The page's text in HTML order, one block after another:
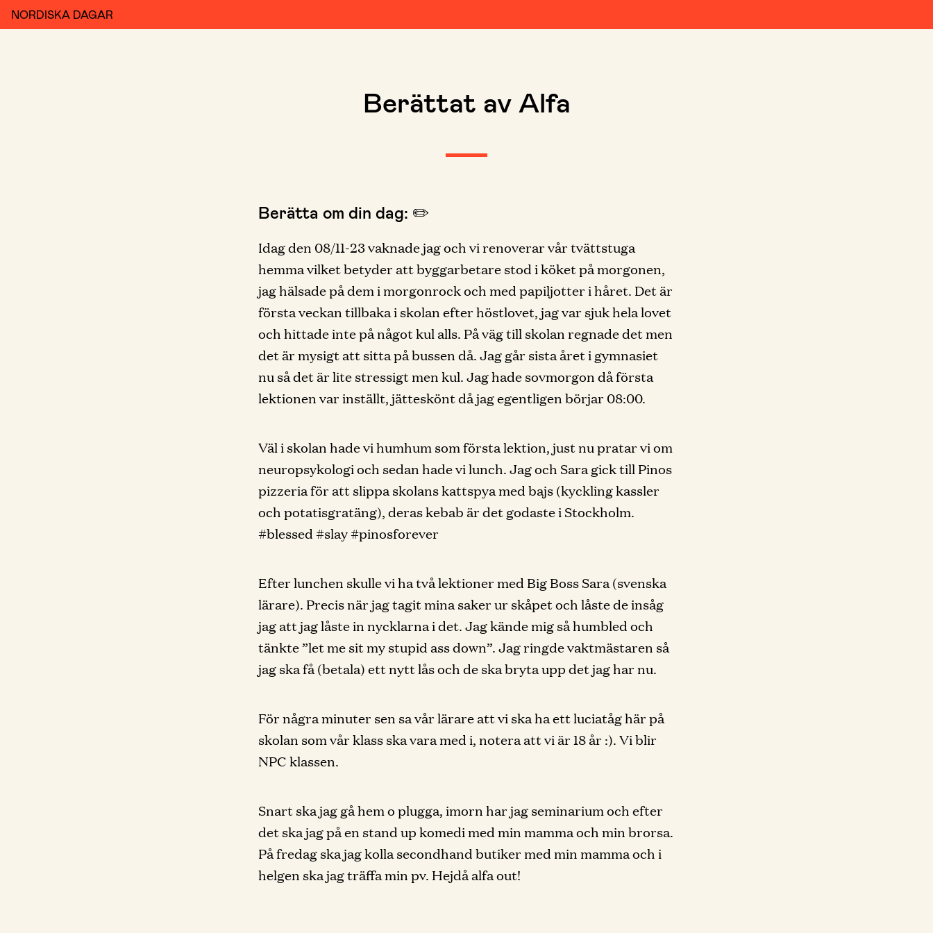
NORDISKA DAGAR
Berättat av Alfa
Berätta om din dag: ✏️
Idag den 08/11-23 vaknade jag och vi renoverar vår tvättstuga
hemma vilket betyder att byggarbetare stod i köket på morgonen,
jag hälsade på dem i morgonrock och med papiljotter i håret. Det är
första veckan tillbaka i skolan efter höstlovet, jag var sjuk hela lovet
och hittade inte på något kul alls. På väg till skolan regnade det men
det är mysigt att sitta på bussen då. Jag går sista året i gymnasiet
nu så det är lite stressigt men kul. Jag hade sovmorgon då första
lektionen var inställt, jätteskönt då jag egentligen börjar 08:00.
Väl i skolan hade vi humhum som första lektion, just nu pratar vi om
neuropsykologi och sedan hade vi lunch. Jag och Sara gick till Pinos
pizzeria för att slippa skolans kattspya med bajs (kyckling kassler
och potatisgratäng), deras kebab är det godaste i Stockholm.
#blessed #slay #pinosforever
Efter lunchen skulle vi ha två lektioner med Big Boss Sara (svenska
lärare). Precis när jag tagit mina saker ur skåpet och låste de insåg
jag att jag låste in nycklarna i det. Jag kände mig så humbled och
tänkte ”let me sit my stupid ass down”. Jag ringde vaktmästaren så
jag ska få (betala) ett nytt lås och de ska bryta upp det jag har nu.
För några minuter sen sa vår lärare att vi ska ha ett luciatåg här på
skolan som vår klass ska vara med i, notera att vi är 18 år :). Vi blir
NPC klassen.
Snart ska jag gå hem o plugga, imorn har jag seminarium och efter
det ska jag på en stand up komedi med min mamma och min brorsa.
På fredag ska jag kolla secondhand butiker med min mamma och i
helgen ska jag träffa min pv. Hejdå alfa out!